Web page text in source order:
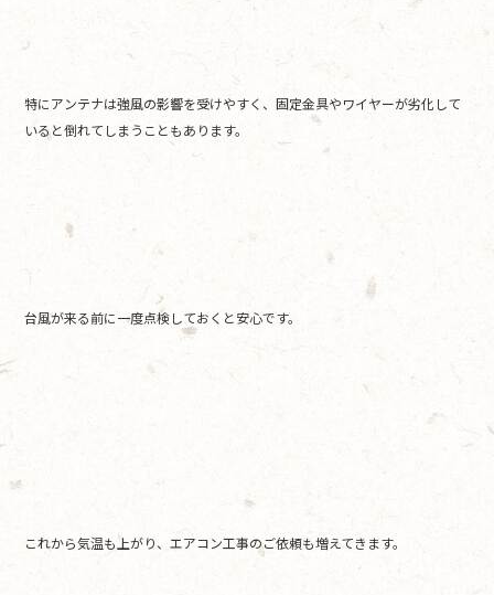
特にアンテナは強風の影響を受けやすく、固定金具やワイヤーが劣化して
いると倒れてしまうこともあります。
台風が来る前に一度点検しておくと安心です。
これから気温も上がり、エアコン工事のご依頼も増えてきます。